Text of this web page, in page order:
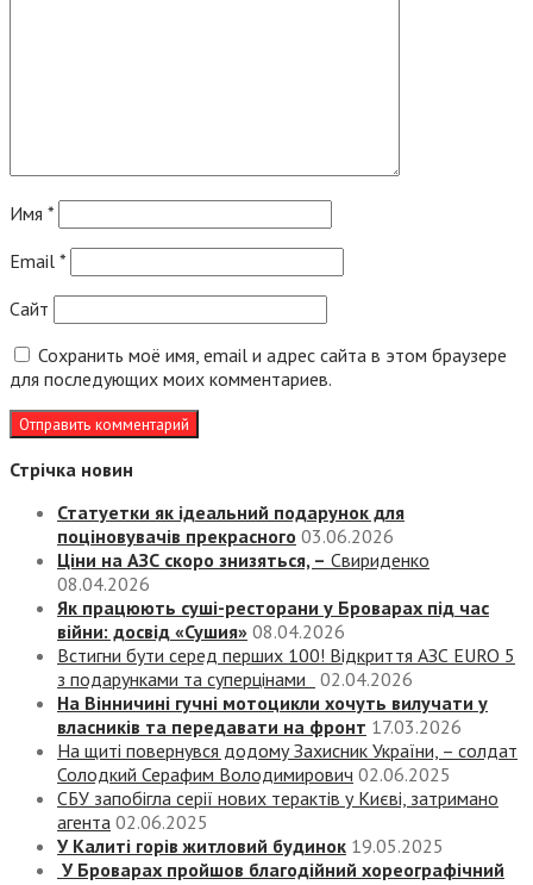
Имя *
Email *
Сайт
Сохранить моё имя, email и адрес сайта в этом браузере
для последующих моих комментариев.
Стрічка новин
Статуетки як ідеальний подарунок для
поціновувачів прекрасного 03.06.2026
Ціни на АЗС скоро знизяться, – Свириденко
08.04.2026
Як працюють суші-ресторани у Броварах під час
війни: досвід «Сушия» 08.04.2026
Встигни бути серед перших 100! Відкриття АЗС EURO 5
з подарунками та суперцінами
02.04.2026
На Вінничині гучні мотоцикли хочуть вилучати у
власників та передавати на фронт 17.03.2026
На щиті повернувся додому Захисник України, – солдат
Солодкий Серафим Володимирович 02.06.2025
СБУ запобігла серії нових терактів у Києві, затримано
агента 02.06.2025
У Калиті горів житловий будинок 19.05.2025
У Броварах пройшов благодійний хореографічний